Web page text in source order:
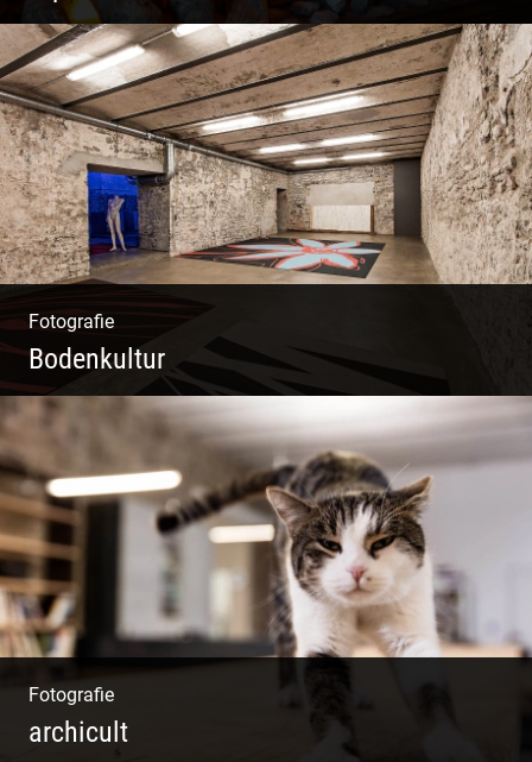
Liebevolles Design | Moderne Zimmer |
Luxuriöser Spa | Alpiner Stil
Fotografie
Bodenkultur
Boden & Raumausstattung | Imposantes
Gewölbe | Großzügige Räume | Vintage Stil
Fotografie
archicult